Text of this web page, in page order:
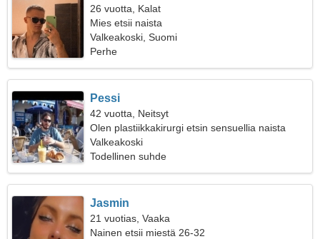
26 vuotta, Kalat
Mies etsii naista
Valkeakoski, Suomi
Perhe
Pessi
42 vuotta, Neitsyt
Olen plastiikkakirurgi etsin sensuellia naista
Valkeakoski
Todellinen suhde
Jasmin
21 vuotias, Vaaka
Nainen etsii miestä 26-32